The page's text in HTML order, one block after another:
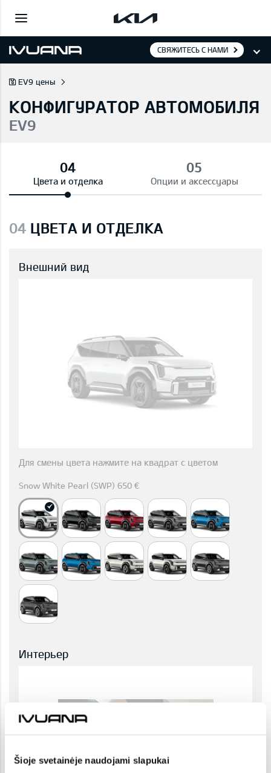
Šioje svetainėje naudojami slapukai
СВЯЖИТЕСЬ С НАМИ
EV9 цены
КОНФИГУРАТОР АВТОМОБИЛЯ
EV9
Цвета и отделка Опции и аксессуары
04 ЦВЕТА И ОТДЕЛКА
Внешний вид
Для смены цвета нажмите на квадрат с цветом
Snow White Pearl (SWP) 650 €
Интерьер